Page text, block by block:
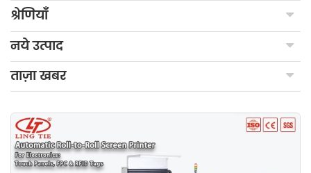
श्रेणियाँ
नये उत्पाद
ताज़ा खबर